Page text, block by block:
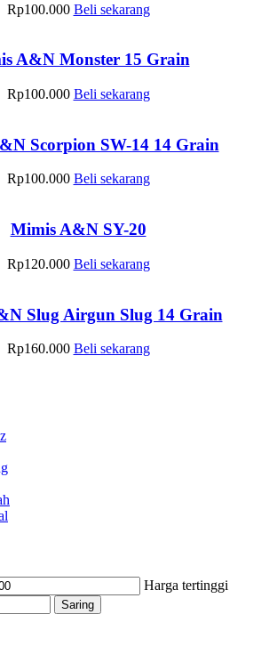
Rp100.000 Beli sekarang
A&N Monster 15 Grain
Rp100.000 Beli sekarang
Scorpion SW-14 14 Grain
Rp100.000 Beli sekarang
Mimis A&N SY-20
Rp120.000 Beli sekarang
Slug Airgun Slug 14 Grain
Rp160.000 Beli sekarang
Harga tertinggi
Saring